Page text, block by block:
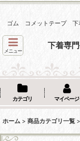
ゴム コメットテープ
メニュー
下着専
カテゴリ マイページ
ホーム > 商品カテゴリ一覧 >